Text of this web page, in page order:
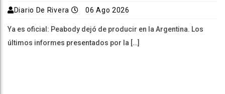
Diario De Rivera 06 Ago 2026
Ya es oficial: Peabody dejó de producir en la Argentina. Los
últimos informes presentados por la […]